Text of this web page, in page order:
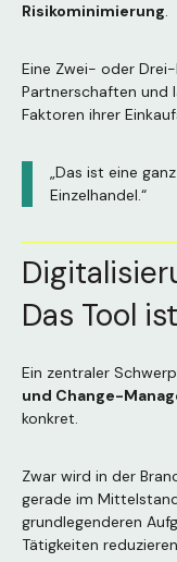
Risikominimierung.
Eine Zwei- oder
Partnerschaften und
Faktoren ihrer
„Das ist eine
Einzelhandel.“
Das Tool
Ein zentraler
und Change-
konkret.
Zwar wird in der
gerade im
grundlegenderen
Tätigkeiten